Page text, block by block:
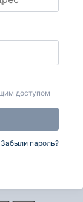
доступом
Забыли пароль?